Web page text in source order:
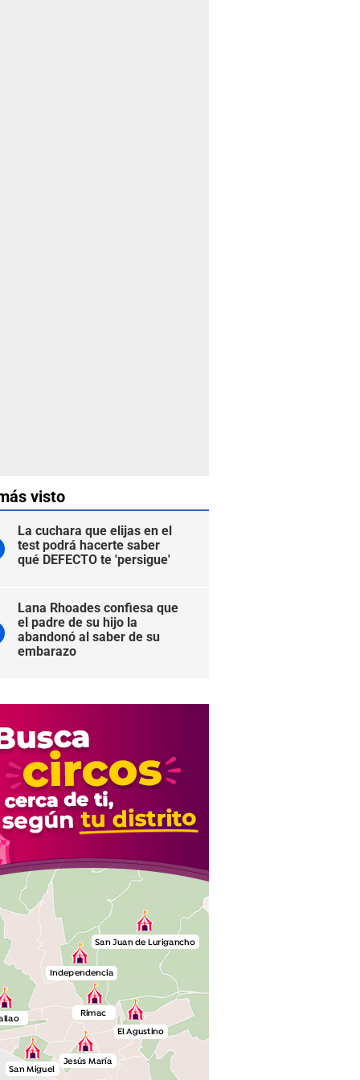
visto
La cuchara que elijas en el
test podrá hacerte saber
qué DEFECTO te 'persigue'
Lana Rhoades confiesa que
el padre de su hijo la
abandonó al saber de su
embarazo